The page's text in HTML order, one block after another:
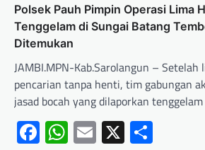
Polsek Pauh Pimpin Operasi Lima
Tenggelam di Sungai Batang
Ditemukan
JAMBI.MPN-Kab.Sarolangun –
pencarian tanpa henti, tim gabungan
jasad bocah yang dilaporkan
Facebook
WhatsApp
Email
X